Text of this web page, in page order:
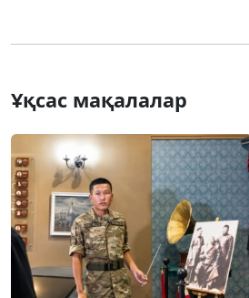
Ұқсас мақалалар